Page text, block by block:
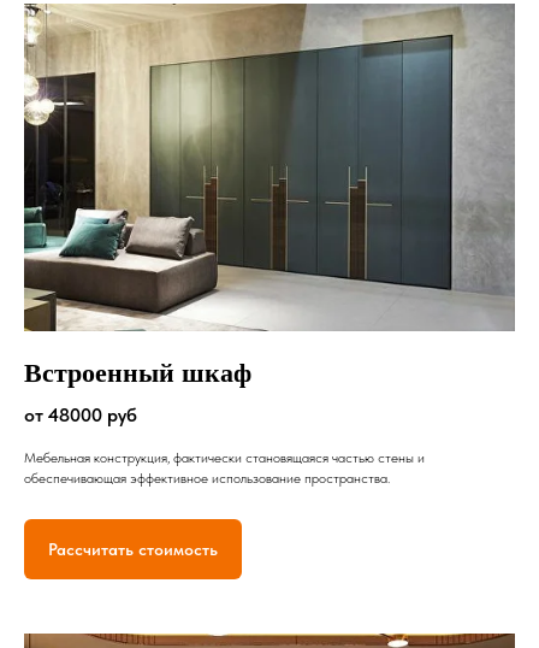
Встроенный шкаф
от 48000 руб
Мебельная конструкция, фактически становящаяся частью стены и
обеспечивающая эффективное использование пространства.
Рассчитать стоимость